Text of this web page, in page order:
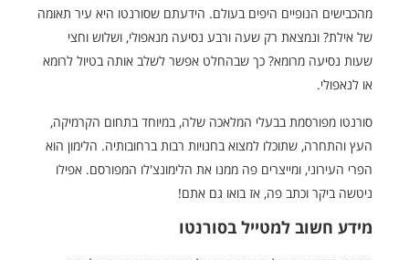
מהכבישים הנופיים היפים בעולם. הידעתם שסורנטו היא עיר תאומה
של אילת? ונמצאת רק שעה ורבע נסיעה מנאפולי, ושלוש וחצי
שעות נסיעה מרומא? כך שבהחלט אפשר לשלב אותה בטיול לרומא
או לנאפולי.
סורנטו מפורסמת בבעלי המלאכה שלה, במיוחד בתחום הקרמיקה,
העץ והתחרה, שתוכלו למצוא בחנויות רבות ברחובותיה. הלימון הוא
הפרי העירוני, ומייצרים פה ממנו את הלימונצ'לו המפורסם. אפילו
ניטשה ביקר וכתב פה, אז בואו גם אתם!
מידע חשוב למטייל בסורנטו